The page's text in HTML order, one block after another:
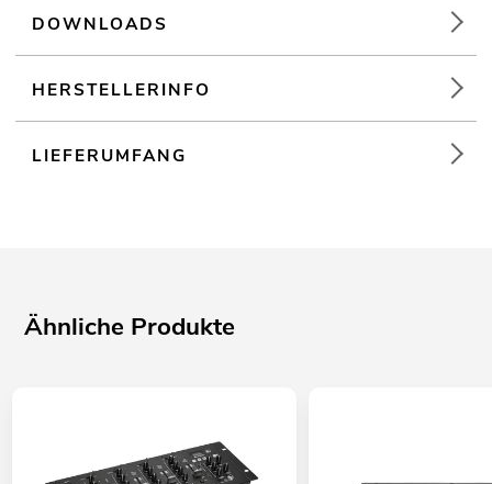
DOWNLOADS
HERSTELLERINFO
LIEFERUMFANG
Ähnliche Produkte